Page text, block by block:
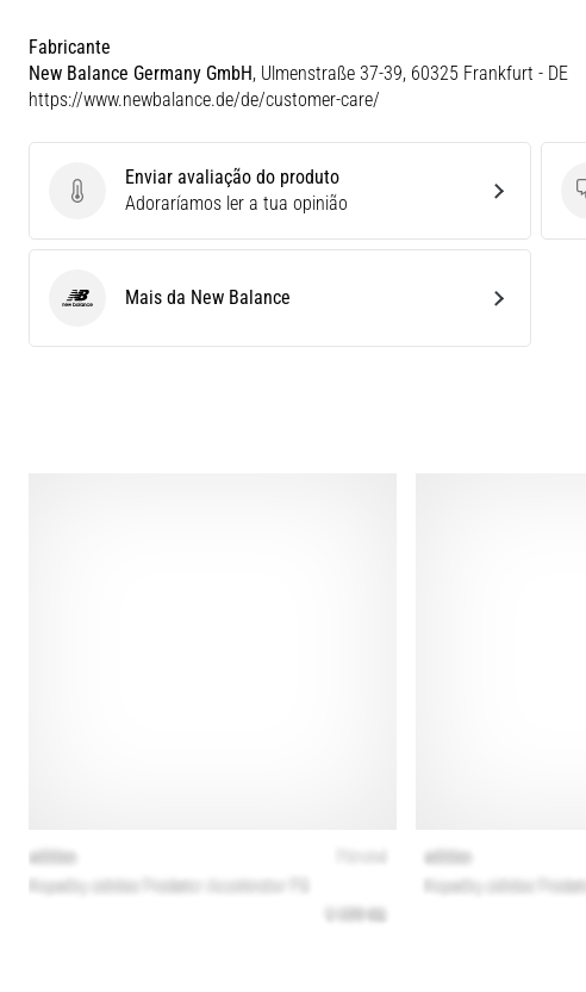
Fabricante
New Balance Germany GmbH, Ulmenstraße 37-39, 60325 Frankfurt - DE
https://www.newbalance.de/de/customer-care/
Enviar avaliação do produto
Enviar avaliação do produto
Adoraríamos ler a tua opinião
New BalanceMais da New Balance